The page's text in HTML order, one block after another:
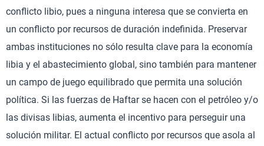
conflicto libio, pues a ninguna interesa que se convierta en
un conflicto por recursos de duración indefinida. Preservar
ambas instituciones no sólo resulta clave para la economía
libia y el abastecimiento global, sino también para mantener
un campo de juego equilibrado que permita una solución
política. Si las fuerzas de Haftar se hacen con el petróleo y/o
las divisas libias, aumenta el incentivo para perseguir una
solución militar. El actual conflicto por recursos que asola al